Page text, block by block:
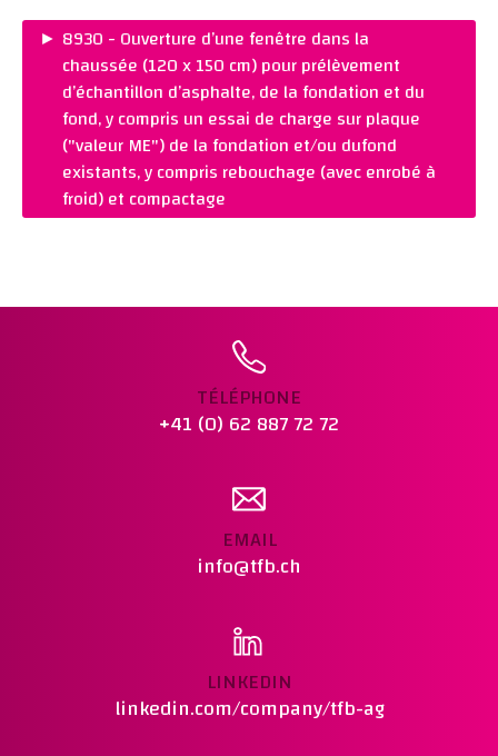
PRIX :CHF 920.00
REMARQUES :
Ajouter au panier
► 8930 - Ouverture d’une fenêtre dans la
chaussée (120 x 150 cm) pour prélèvement
d’échantillon d’asphalte, de la fondation et du
fond, y compris un essai de charge sur plaque
("valeur ME") de la fondation et/ou dufond
existants, y compris rebouchage (avec enrobé à
froid) et compactage
TÉLÉPHONE
+41 (0) 62 887 72 72
EMAIL
info@tfb.ch
LINKEDIN
linkedin.com/company/tfb-ag